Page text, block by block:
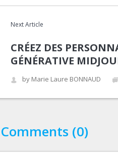
Next Article
CRÉEZ DES
GÉNÉRATIVE
by Marie Laure BONNAUD
Comments (0)